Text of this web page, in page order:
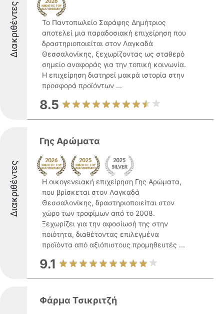
Διακριθέντες
Το Παντοπωλείο Σαράφης Δημήτριος
αποτελεί μια παραδοσιακή επιχείρηση που
δραστηριοποιείται στον Λαγκαδά
Θεσσαλονίκης, ξεχωρίζοντας ως σταθερό
σημείο αναφοράς για την τοπική κοινωνία.
Η επιχείρηση διατηρεί μακρά ιστορία στην
προσφορά προϊόντων ...
8.5
Διακριθέντες
Γης Αρώματα
Η οικογενειακή επιχείρηση Γης Αρώματα,
που βρίσκεται στον Λαγκαδά
Θεσσαλονίκης, δραστηριοποιείται στον
χώρο των τροφίμων από το 2008.
Ξεχωρίζει για την αφοσίωσή της στην
ποιότητα, διαθέτοντας επιλεγμένα
προϊόντα από αξιόπιστους προμηθευτές ...
9.1
Φάρμα Τσικριτζή